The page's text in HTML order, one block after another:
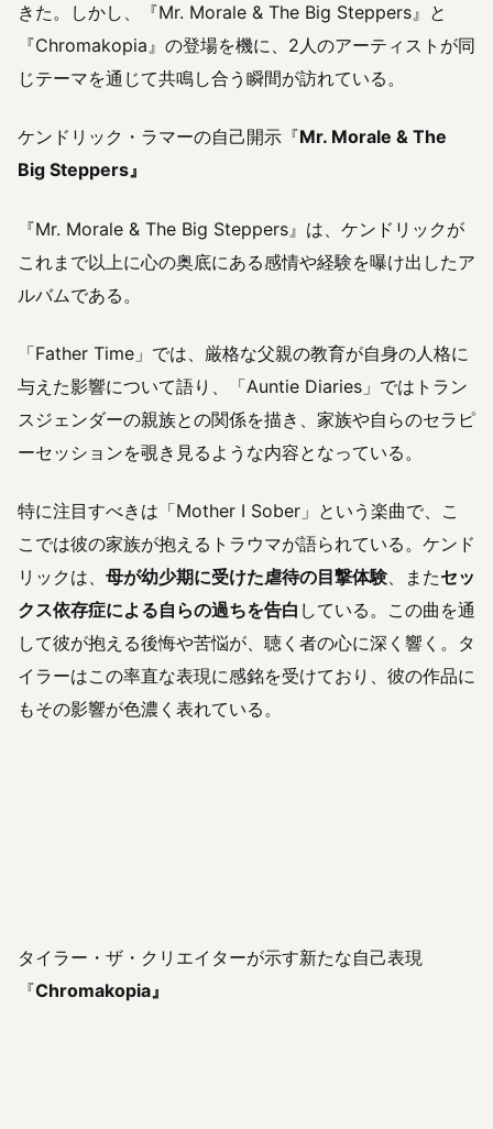
きた。しかし、『Mr. Morale & The Big Steppers』と
『Chromakopia』の登場を機に、2人のアーティストが同
じテーマを通じて共鳴し合う瞬間が訪れている。
ケンドリック・ラマーの自己開示『Mr. Morale & The
Big Steppers』
『Mr. Morale & The Big Steppers』は、ケンドリックが
これまで以上に心の奥底にある感情や経験を曝け出したア
ルバムである。
「Father Time」では、厳格な父親の教育が自身の人格に
与えた影響について語り、「Auntie Diaries」ではトラン
スジェンダーの親族との関係を描き、家族や自らのセラピ
ーセッションを覗き見るような内容となっている。
特に注目すべきは「Mother I Sober」という楽曲で、こ
こでは彼の家族が抱えるトラウマが語られている。ケンド
リックは、 母が幼少期に受けた虐待の目撃体験 、またセッ
クス依存症による自らの過ちを告白 している。この曲を通
して彼が抱える後悔や苦悩が、聴く者の心に深く響く。タ
イラーはこの率直な表現に感銘を受けており、彼の作品に
もその影響が色濃く表れている。
タイラー・ザ・クリエイターが示す新たな自己表現
『Chromakopia』